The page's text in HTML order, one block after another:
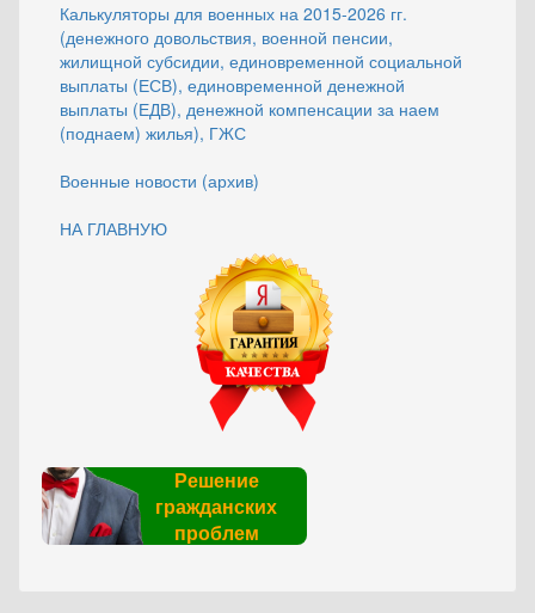
Калькуляторы для военных на 2015-2026 гг.
(денежного довольствия, военной пенсии,
жилищной субсидии, единовременной социальной
выплаты (ЕСВ), единовременной денежной
выплаты (ЕДВ), денежной компенсации за наем
(поднаем) жилья), ГЖС
Военные новости (архив)
НА ГЛАВНУЮ
Решение
гражданских
проблем